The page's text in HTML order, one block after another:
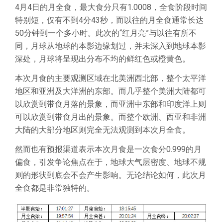
4月4日的月全食，最大食分只有1.0008，全食阶段时间
特别短，仅有不到4分43秒，而以往的月全食通常长达
50分钟到一个多小时。此次的“红月亮”与以往有所不
同，月球从地球的本影边缘划过，并未深入到地球本影
深处，月球将呈现出分布不均的鲜红色或橙黄色。
本次月食的主要观测区域在北美洲西北部，整个太平洋
地区和亚洲及大洋洲的东部。而几乎整个美洲大陆都可
以欣赏到带食月落的景象，而亚洲中东部和印度洋上则
可以欣赏到带食月出的景象。而整个欧洲、西亚和非洲
大陆的大部分地区则完全无法观测到本次月全食。
然而也有预报渠道表示本次月食是一次食分0.999的月
偏食，引发争论焦点在于，地球大气层密度、地球不规
则的形状到底会不会产生影响。无论结论如何，此次月
全食都是非常独特的。